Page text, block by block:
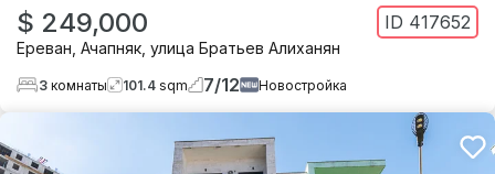
$ 249,000 ID 417652
Ереван Ачапняк улица Братьев Алиханян
3 комнаты 101.4 sqm 7/12 Новостройка